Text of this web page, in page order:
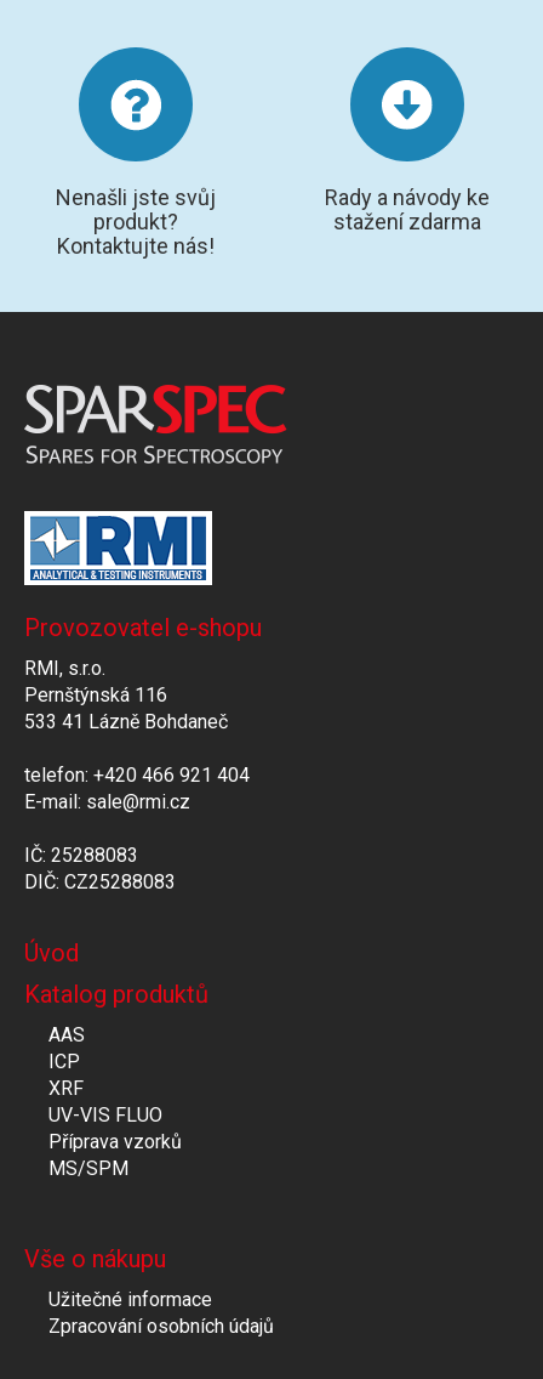
Nenašli jste svůj
produkt?
Kontaktujte nás!
Rady a návody ke
stažení zdarma
Provozovatel e-shopu
RMI, s.r.o.
Pernštýnská 116
533 41 Lázně Bohdaneč
telefon: +420 466 921 404
E-mail: sale@rmi.cz
IČ: 25288083
DIČ: CZ25288083
Úvod
Katalog produktů
AAS
ICP
XRF
UV-VIS FLUO
Příprava vzorků
MS/SPM
Vše o nákupu
Užitečné informace
Zpracování osobních údajů